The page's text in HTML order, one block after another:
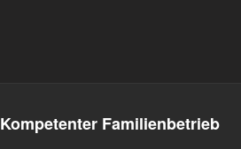
Kompetenter Familienbetrieb